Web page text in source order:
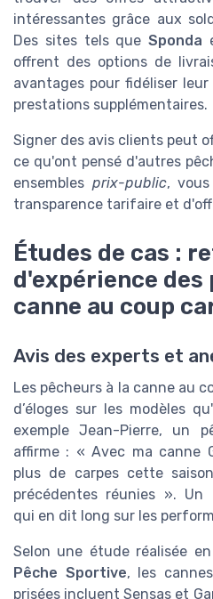
intéressantes grâce aux
Des sites tels que Sponda
offrent des options de
avantages pour fidéliser
prestations supplémentaires.
Signer des avis clients peut
ce qu'ont pensé d'autres
ensembles prix-public,
transparence tarifaire et
Études de cas :
d'expérience des
canne au coup
Avis des experts et
Les pêcheurs à la canne au
d’éloges sur les modèles
exemple Jean-Pierre, un
affirme : « Avec ma canne
plus de carpes cette
précédentes réunies ». Un
qui en dit long sur les
Selon une étude réalisée
Pêche Sportive, les
prisées incluent Sensas et